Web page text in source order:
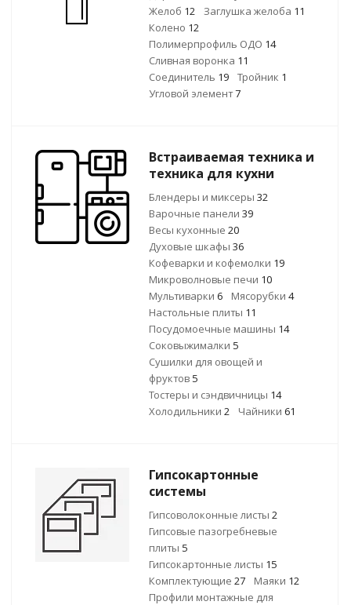
Желоб 12 Заглушка желоба 11
Колено 12
Полимерпрофиль ОДО 14
Сливная воронка 11
Соединитель 19 Тройник 1
Угловой элемент7
Встраиваемая техника и
техника для кухни
Блендеры и миксеры 32
Варочные панели 39
Весы кухонные 20
Духовые шкафы 36
Кофеварки и кофемолки 19
Микроволновые печи 10
Мультиварки 6 Мясорубки 4
Настольные плиты 11
Посудомоечные машины 14
Соковыжималки 5
Сушилки для овощей и
фруктов 5
Тостеры и сэндвичницы 14
Холодильники 2 Чайники 61
Гипсокартонные
системы
Гипсоволоконные листы 2
Гипсовые пазогребневые
плиты 5
Гипсокартонные листы 15
Комплектующие 27 Маяки 12
Профили монтажные для